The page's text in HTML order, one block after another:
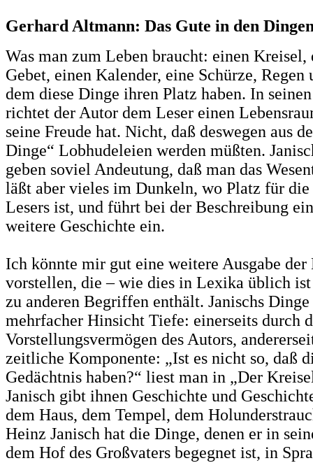
Gerhard Altmann: Das Gute in den
Was man zum Leben braucht: einen Kreisel,
Gebet, einen Kalender, eine Schürze,
dem diese Dinge ihren Platz haben. In
richtet der Autor dem Leser einen
seine Freude hat. Nicht, daß deswegen aus
Dinge“ Lobhudeleien werden müßten.
geben soviel Andeutung, daß man das
läßt aber vieles im Dunkeln, wo Platz für die
Lesers ist, und führt bei der Beschreibung
weitere Geschichte ein.
Ich könnte mir gut eine weitere Ausgabe der
vorstellen, die – wie dies in Lexika üblich
zu anderen Begriffen enthält. Janischs
mehrfacher Hinsicht Tiefe: einerseits durch
Vorstellungsvermögen des Autors,
zeitliche Komponente: „Ist es nicht so, daß
Gedächtnis haben?“ liest man in „Der
Janisch gibt ihnen Geschichte und
dem Haus, dem Tempel, dem
Heinz Janisch hat die Dinge, denen er in
dem Hof des Großvaters begegnet ist, in